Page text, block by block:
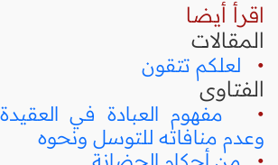
اقرأ أيضا
المقالات
• لعلكم تتقون
الفتاوى
• مفهوم العبادة في العقيدة
وعدم منافاته للتوسل ونحوه
• مِن أحكام الحضانة